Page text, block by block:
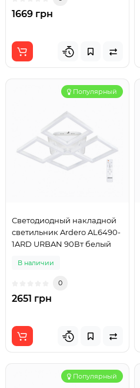
1669 грн
Популярный
Светодиодный накладной
светильник Ardero AL6490-
1ARD URBAN 90Вт белый
В наличии
0
2651 грн
Популярный